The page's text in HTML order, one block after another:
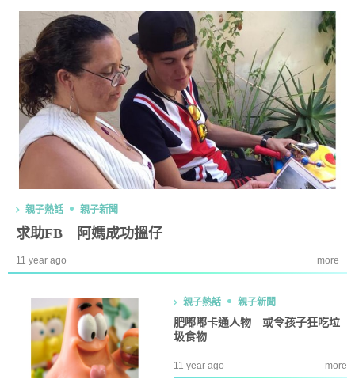
親子熱話 親子新聞
求助FB 阿媽成功搵仔
11 year ago more
親子熱話 親子新聞
肥嘟嘟卡通人物 或令孩子狂吃垃
圾食物
11 year ago more